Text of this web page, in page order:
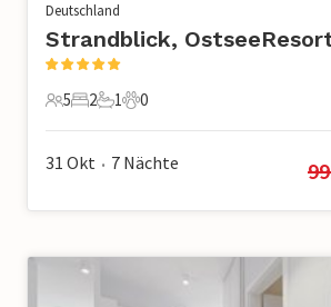
Deutschland
5 Gäste
5
2 Schlafzimmer
2
1 Badezimmer
1
0 Haustiere
0
31 Okt • 7 Nächte